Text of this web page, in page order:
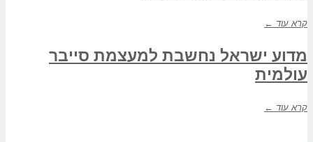
קרא עוד ←
מדוע ישראל נחשבת למעצמת סייבר
עולמית
קרא עוד ←